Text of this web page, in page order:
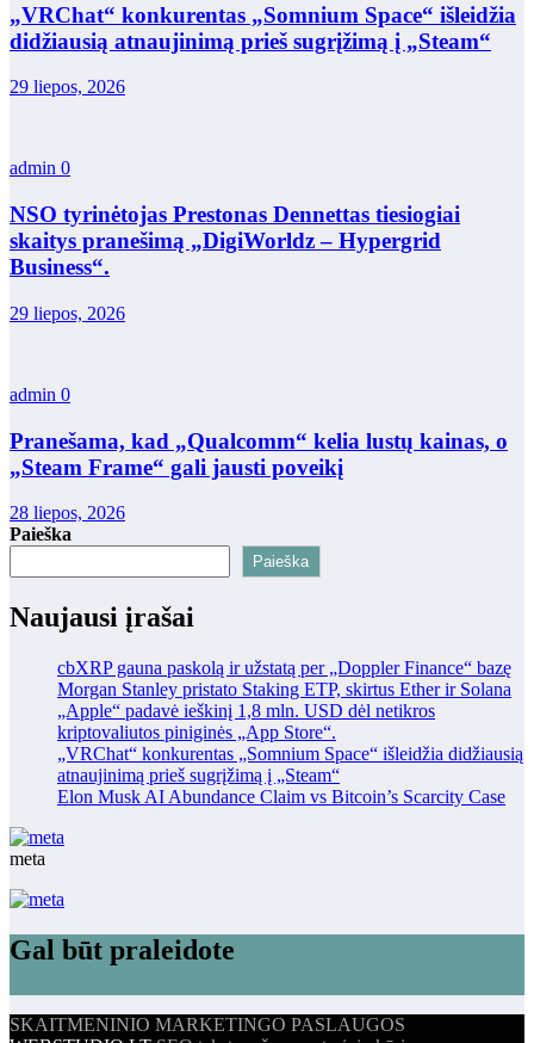
„VRChat“ konkurentas „Somnium Space“ išleidžia
didžiausią atnaujinimą prieš sugrįžimą į „Steam“
29 liepos, 2026
admin 0
NSO tyrinėtojas Prestonas Dennettas tiesiogiai
skaitys pranešimą „DigiWorldz – Hypergrid
Business“.
29 liepos, 2026
admin 0
Pranešama, kad „Qualcomm“ kelia lustų kainas, o
„Steam Frame“ gali jausti poveikį
28 liepos, 2026
Paieška
Paieška
Naujausi įrašai
cbXRP gauna paskolą ir užstatą per „Doppler Finance“ bazę
Morgan Stanley pristato Staking ETP, skirtus Ether ir Solana
„Apple“ padavė ieškinį 1,8 mln. USD dėl netikros
kriptovaliutos piniginės „App Store“.
„VRChat“ konkurentas „Somnium Space“ išleidžia didžiausią
atnaujinimą prieš sugrįžimą į „Steam“
Elon Musk AI Abundance Claim vs Bitcoin’s Scarcity Case
meta
Gal būt praleidote
SKAITMENINIO MARKETINGO PASLAUGOS